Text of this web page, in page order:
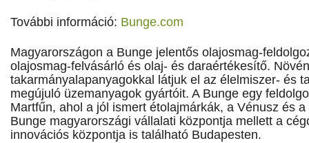
További információ: Bunge.com
Magyarországon a Bunge jelentős olajosmag-
olajosmag-felvásárló és olaj- és daraértékesítő.
takarmányalapanyagokkal látjuk el az élelmiszer- és
megújuló üzemanyagok gyártóit. A Bunge egy
Martfűn, ahol a jól ismert étolajmárkák, a Vénusz és
Bunge magyarországi vállalati központja mellett a
innovációs központja is található Budapesten.